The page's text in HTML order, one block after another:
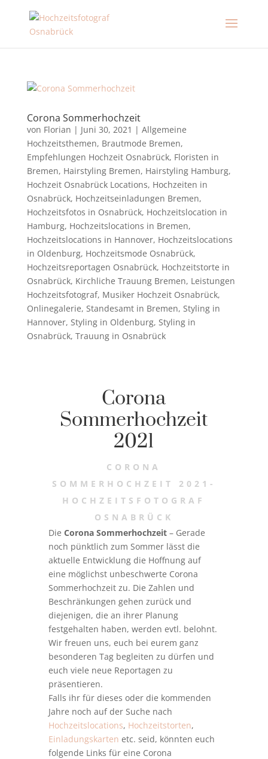
Corona Sommerhochzeit
von Florian | Juni 30, 2021 | Allgemeine
Hochzeitsthemen, Brautmode Bremen,
Empfehlungen Hochzeit Osnabrück, Floristen in
Bremen, Hairstyling Bremen, Hairstyling Hamburg,
Hochzeit Osnabrück Locations, Hochzeiten in
Osnabrück, Hochzeitseinladungen Bremen,
Hochzeitsfotos in Osnabrück, Hochzeitslocation in
Hamburg, Hochzeitslocations in Bremen,
Hochzeitslocations in Hannover, Hochzeitslocations
in Oldenburg, Hochzeitsmode Osnabrück,
Hochzeitsreportagen Osnabrück, Hochzeitstorte in
Osnabrück, Kirchliche Trauung Bremen, Leistungen
Hochzeitsfotograf, Musiker Hochzeit Osnabrück,
Onlinegalerie, Standesamt in Bremen, Styling in
Hannover, Styling in Oldenburg, Styling in
Osnabrück, Trauung in Osnabrück
Corona
Sommerhochzeit
2021
CORONA
SOMMERHOCHZEIT 2021-
HOCHZEITSFOTOGRAF
OSNABRÜCK
Die Corona Sommerhochzeit– Gerade
noch pünktlich zum Sommer lässt die
aktuelle Entwicklung die Hoffnung auf
eine möglichst unbeschwerte Corona
Sommerhochzeit zu. Die Zahlen und
Beschränkungen gehen zurück und
diejenigen, die an ihrer Planung
festgehalten haben, werden evtl. belohnt.
Wir freuen uns, euch bei eurem ganz
besonderen Tag begleiten zu dürfen und
euch viele neue Reportagen zu
präsentieren.
Falls ihr für dieses oder die kommenden
Jahre noch auf der Suche nach
Hochzeitslocations, Hochzeitstorten,
Einladungskarten etc. seid, könnten euch
folgende Links für eine Corona